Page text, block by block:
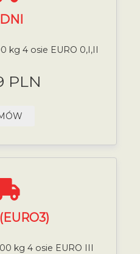
DNI
kg 4 osie EURO 0,I,II
PLN
kg 4 osie EURO III